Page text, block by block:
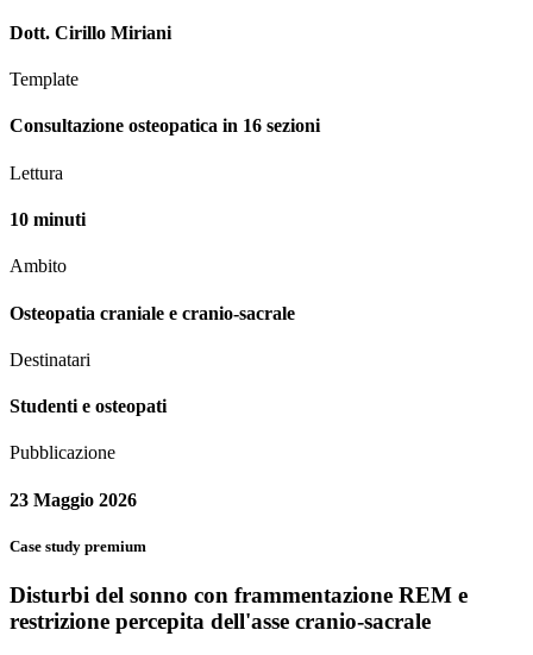
Dott. Cirillo Miriani
Template
Consultazione osteopatica in 16 sezioni
Lettura
10 minuti
Ambito
Osteopatia craniale e cranio-sacrale
Destinatari
Studenti e osteopati
Pubblicazione
23 Maggio 2026
Case study premium
Disturbi del sonno con frammentazione REM e
restrizione percepita dell'asse cranio-sacrale